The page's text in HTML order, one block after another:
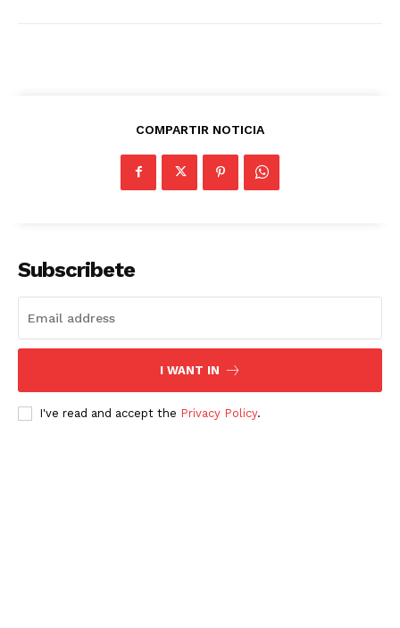
COMPARTIR NOTICIA
Subscribete
I WANT IN
I've read and accept the Privacy Policy.